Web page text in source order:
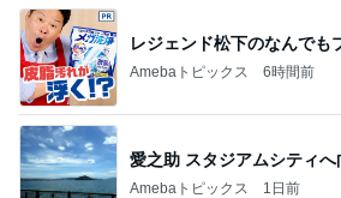
レジェンド松下のなんでも
Amebaトピックス 6時間前
愛之助 スタジアムシティへ
Amebaトピックス 1日前